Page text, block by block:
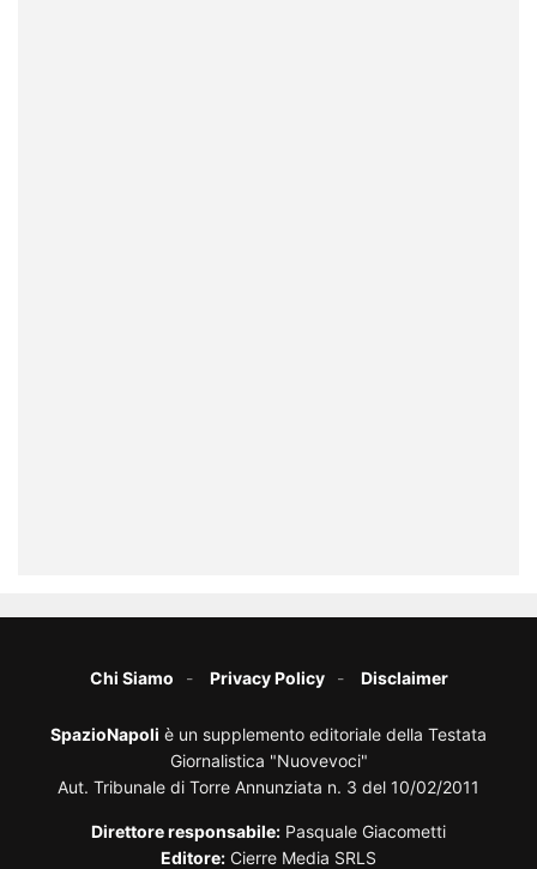
Chi Siamo Privacy Policy Disclaimer
SpazioNapoli è un supplemento editoriale della Testata
Giornalistica "Nuovevoci"
Aut. Tribunale di Torre Annunziata n. 3 del 10/02/2011
Direttore responsabile: Pasquale Giacometti
Editore: Cierre Media SRLS